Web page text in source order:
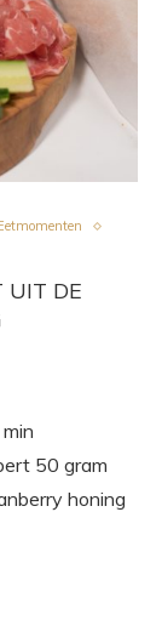
UIT DE
50 gram
honing